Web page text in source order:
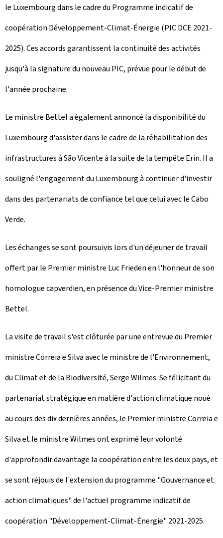
le Luxembourg dans le cadre du Programme indicatif de
coopération Développement-Climat-Énergie (PIC DCE 2021-
2025). Ces accords garantissent la continuité des activités
jusqu'à la signature du nouveau PIC, prévue pour le début de
l'année prochaine.
Le ministre Bettel a également annoncé la disponibilité du
Luxembourg d'assister dans le cadre de la réhabilitation des
infrastructures à São Vicente à la suite de la tempête Erin. Il a
souligné l'engagement du Luxembourg à continuer d'investir
dans des partenariats de confiance tel que celui avec le Cabo
Verde.
Les échanges se sont poursuivis lors d'un déjeuner de travail
offert par le Premier ministre Luc Frieden en l'honneur de son
homologue capverdien, en présence du Vice-Premier ministre
Bettel.
La visite de travail s'est clôturée par une entrevue du Premier
ministre Correia e Silva avec le ministre de l'Environnement,
du Climat et de la Biodiversité, Serge Wilmes. Se félicitant du
partenariat stratégique en matière d'action climatique noué
au cours des dix dernières années, le Premier ministre Correia e
Silva et le ministre Wilmes ont exprimé leur volonté
d'approfondir davantage la coopération entre les deux pays, et
se sont réjouis de l'extension du programme "Gouvernance et
action climatiques" de l'actuel programme indicatif de
coopération "Développement-Climat-Énergie" 2021-2025.